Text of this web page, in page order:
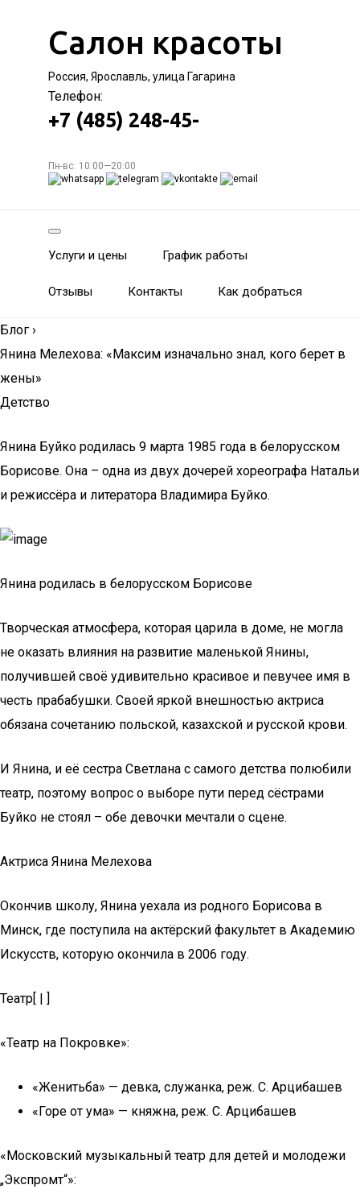
Салон красоты
Россия, Ярославль, улица Гагарина
Телефон:
+7 (485) 248-45-
Пн-вс: 10:00—20:00
Услуги и цены График работы
Отзывы Контакты Как добраться
Блог ›
Янина Мелехова: «Максим изначально знал, кого берет в
жены»
Детство
Янина Буйко родилась 9 марта 1985 года в белорусском
Борисове. Она – одна из двух дочерей хореографа Натальи
и режиссёра и литератора Владимира Буйко.
Янина родилась в белорусском Борисове
Творческая атмосфера, которая царила в доме, не могла
не оказать влияния на развитие маленькой Янины,
получившей своё удивительно красивое и певучее имя в
честь прабабушки. Своей яркой внешностью актриса
обязана сочетанию польской, казахской и русской крови.
И Янина, и её сестра Светлана с самого детства полюбили
театр, поэтому вопрос о выборе пути перед сёстрами
Буйко не стоял – обе девочки мечтали о сцене.
Актриса Янина Мелехова
Окончив школу, Янина уехала из родного Борисова в
Минск, где поступила на актёрский факультет в Академию
Искусств, которую окончила в 2006 году.
Театр[ | ]
«Театр на Покровке»:
«Женитьба» — девка, служанка, реж. С. Арцибашев
«Горе от ума» — княжна, реж. С. Арцибашев
«Московский музыкальный театр для детей и молодежи
„Экспромт“»: